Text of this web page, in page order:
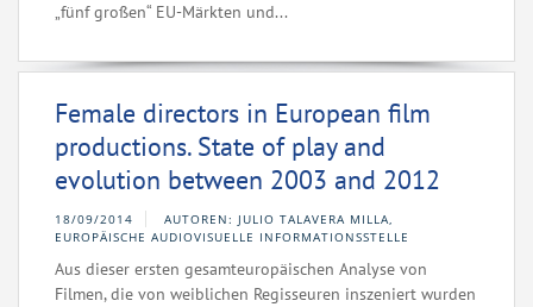
„fünf großen“ EU-Märkten und...
Female directors in European film
productions. State of play and
evolution between 2003 and 2012
18/09/2014
AUTOREN: JULIO TALAVERA MILLA,
EUROPÄISCHE AUDIOVISUELLE INFORMATIONSSTELLE
Aus dieser ersten gesamteuropäischen Analyse von
Filmen, die von weiblichen Regisseuren inszeniert wurden